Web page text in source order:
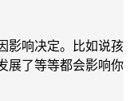
影响决定。比如说孩
展了等等都会影响你